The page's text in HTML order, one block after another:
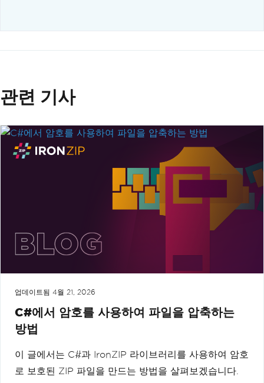
관련 기사
업데이트됨 4월 21, 2026
C#에서 암호를 사용하여 파일을 압축하는
방법
이 글에서는 C#과 IronZIP 라이브러리를 사용하여 암호
로 보호된 ZIP 파일을 만드는 방법을 살펴보겠습니다.